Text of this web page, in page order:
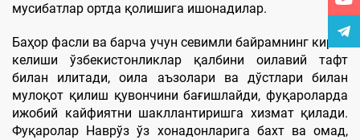
мусибатлар ортда қолишига ишонадилар.
Баҳор фасли ва барча учун севимли байрамнинг кириб
келиши ўзбекистонликлар қалбини оилавий тафт
билан илитади, оила аъзолари ва дўстлари билан
мулоқот қилиш қувончини бағишлайди, фуқароларда
ижобий кайфиятни шакллантиришга хизмат қилади.
Фуқаролар Наврўз ўз хонадонларига бахт ва омад,